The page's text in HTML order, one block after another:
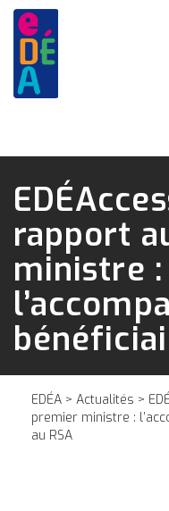
rapport
ministre :
EDÉA > Actualités >
premier ministre :
au RSA